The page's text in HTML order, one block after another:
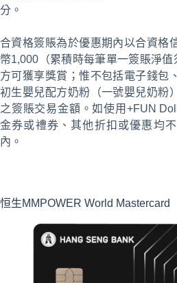
分。
合資格簽賬為於優惠期內以合資格
幣1,000（累積時每筆單一簽賬淨值
方可獲享獎賞；惟不包括電子錢包
初生嬰兒配方奶粉（一號嬰兒奶粉
之簽賬交易金額。如使用+FUN
金券或禮券、其他折扣或優惠均
內。
恒生MMPOWER World Mastercard